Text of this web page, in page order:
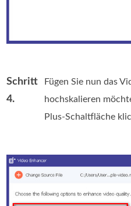
Schritt
4.
Fügen Sie nun das
hochskalieren
Plus-Schaltfläche